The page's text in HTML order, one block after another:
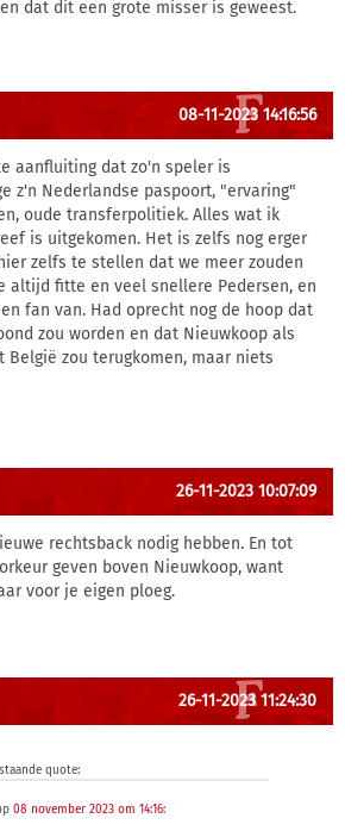
dat dit een grote misser is geweest.
08-11-2023 14:16:56
aanfluiting dat zo'n speler is
z'n Nederlandse paspoort, "ervaring"
oude transferpolitiek. Alles wat ik
is uitgekomen. Het is zelfs nog erger
zelfs te stellen dat we meer zouden
altijd fitte en veel snellere Pedersen, en
fan van. Had oprecht nog de hoop dat
zou worden en dat Nieuwkoop als
zou terugkomen, maar niets
26-11-2023 10:07:09
rechtsback nodig hebben. En tot
geven boven Nieuwkoop, want
voor je eigen ploeg.
26-11-2023 11:24:30
quote:
08 november 2023 om 14:16: